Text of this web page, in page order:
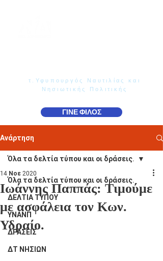
τ.Υφυπουργός Ναυτιλίας και
Νησιωτικής Πολιτικής
ΓΙΝΕ ΦΙΛΟΣ
Ανάρτηση
Όλα τα δελτία τύπου και οι δράσεις.
ΔΕΛΤΙΑ ΤΥΠΟΥ
ΥΝΑΝΠ
ΔΡΑΣΕΙΣ
ΔΤ ΝΗΣΙΩΝ
Όλα τα δελτία τύπου και οι δράσεις.
Ιωάννης Παππάς: Τιμούμε
με ασφάλεια τον Κων.
Υδραίο.
14 Νοε 2020